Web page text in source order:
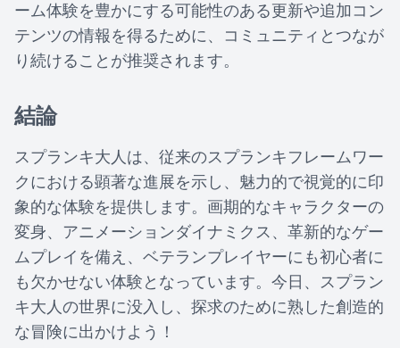
ーム体験を豊かにする可能性のある更新や追加コン
テンツの情報を得るために、コミュニティとつなが
り続けることが推奨されます。
結論
スプランキ大人は、従来のスプランキフレームワー
クにおける顕著な進展を示し、魅力的で視覚的に印
象的な体験を提供します。画期的なキャラクターの
変身、アニメーションダイナミクス、革新的なゲー
ムプレイを備え、ベテランプレイヤーにも初心者に
も欠かせない体験となっています。今日、スプラン
キ大人の世界に没入し、探求のために熟した創造的
な冒険に出かけよう！